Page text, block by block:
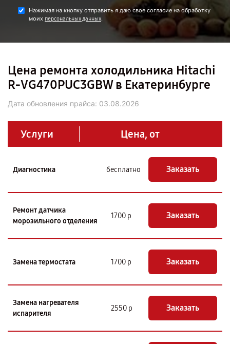
Нажимая на кнопку отправить я даю свое согласие на обработку
моих персональных данных.
Цена ремонта холодильника Hitachi
R-VG470PUC3GBW в Екатеринбурге
Дата обновления прайса: 03.08.2026
Услуги Цена, от
Диагностика бесплатно Заказать
Ремонт датчика
морозильного отделения
1700 р Заказать
Замена термостата 1700 р Заказать
Замена нагревателя
испарителя
2550 р Заказать